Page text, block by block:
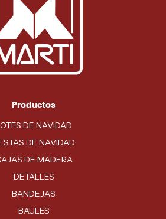
Productos
DE NAVIDAD
DE NAVIDAD
DE MADERA
DETALLES
BANDEJAS
BAULES